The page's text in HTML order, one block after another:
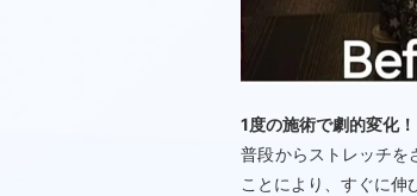
1度の施術で劇的変化！
普段からストレッチを
ことにより、すぐに伸